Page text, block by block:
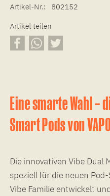
Artikel-Nr.:
802152
Artikel teilen
Eine smarte Wahl –
Smart Pods von
Die innovativen Vibe Dual
speziell für die neuen
Vibe Familie entwickelt